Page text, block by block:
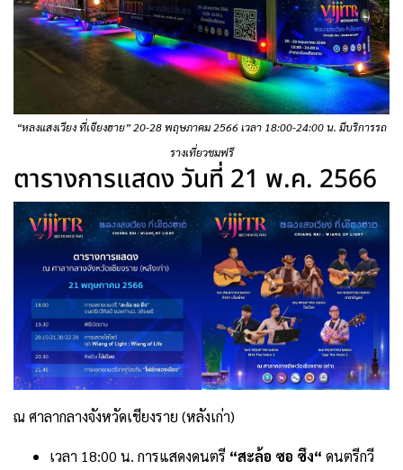
“หลงแสงเวียง ที่เจียงฮาย” 20-28 พฤษภาคม 2566 เวลา 18:00-24:00 น. มีบริการรถ
รางเที่ยวชมฟรี
ตารางการแสดง วันที่ 21 พ.ค. 2566
ณ ศาลากลางจังหวัดเชียงราย (หลังเก่า)
เวลา 18:00 น. การแสดงดนตรี “สะล้อ ซอ ซึง“ ดนตรีกวี